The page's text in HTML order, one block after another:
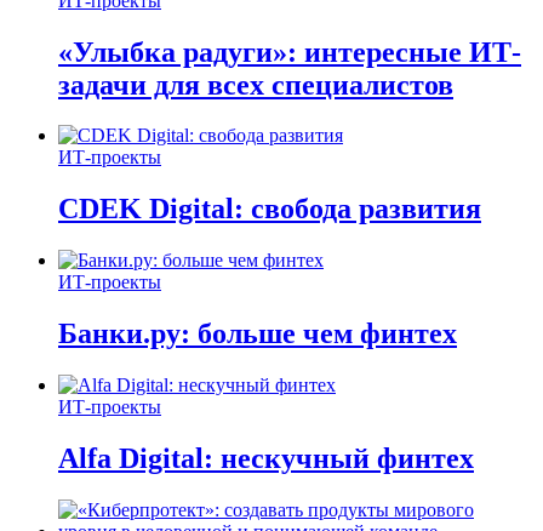
«Улыбка радуги»: интересные ИТ-
задачи для всех специалистов
ИТ-проекты
CDEK Digital: свобода развития
ИТ-проекты
Банки.ру: больше чем финтех
ИТ-проекты
Alfa Digital: нескучный финтех